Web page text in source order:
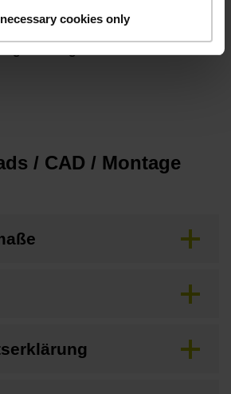
cookies only
/ CAD / Montage